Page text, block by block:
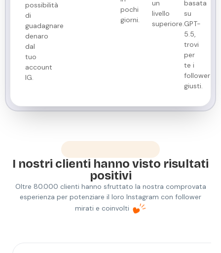
possibilità
di
guadagnare
denaro
dal
tuo
account
IG.
pochi
giorni.
un
livello
superiore.
basata
su
GPT-
5.5,
trovi
per
te i
follower
giusti.
I nostri clienti hanno visto risultati
positivi
Oltre 80.000 clienti hanno sfruttato la nostra comprovata
esperienza per potenziare il loro Instagram con follower
mirati e coinvolti